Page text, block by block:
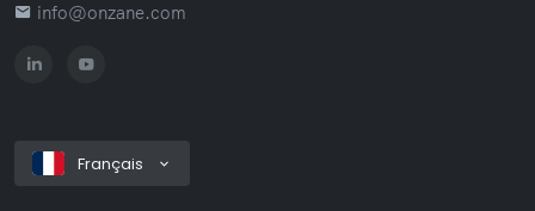
info@onzane.com
Français